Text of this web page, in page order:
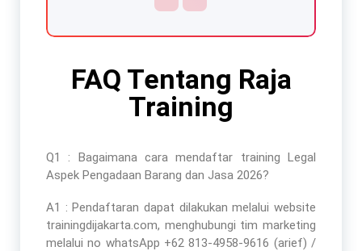
FAQ Tentang Raja
Training
Q1 : Bagaimana cara mendaftar training Legal
Aspek Pengadaan Barang dan Jasa 2026?
A1 : Pendaftaran dapat dilakukan melalui website
trainingdijakarta.com, menghubungi tim marketing
melalui no whatsApp +62 813-4958-9616 (arief) /